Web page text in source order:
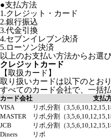
●支払方法
1.クレジット・カード
2.銀行振込
3.代金引換
4.セブンイレブン決済
5.ローソン決済
以上のお支払い方法からお選
クレジットカード
【取扱カード】
取り扱いカードは以下のとおり
すべてのカード会社で、一括
カード会社
支払
VISA
リボ,分割（
MASTER
リボ,分割（
JCB
リボ,分割（
Diners
リボ